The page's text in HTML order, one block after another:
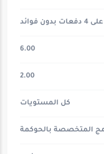
فوائد
6.00
2.00
كل المستويات
المتخصصة بالحوكمة